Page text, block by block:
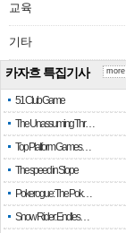
교육
기타
카자흐 특집기사
51 Club Game
The Unassuming Thr…
Top Platform Games…
The speed in Slope
Pokerogue: The Pok…
Snow Rider: Endles…
more